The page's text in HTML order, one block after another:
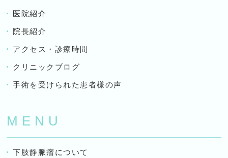
医院紹介
院長紹介
アクセス・診療時間
クリニックブログ
手術を受けられた患者様の声
MENU
下肢静脈瘤について